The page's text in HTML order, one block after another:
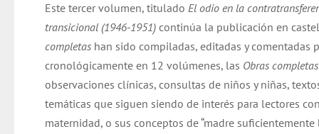
era:
$ 32.000.
es:
$ 31.000.
Este tercer volumen, titulado El odio en la
transicional (1946-1951) continúa la publicación en
completas han sido compiladas, editadas y comentadas
cronológicamente en 12 volúmenes, las Obras
observaciones clínicas, consultas de niños y niñas,
temáticas que siguen siendo de interés para lectores
maternidad, o sus conceptos de “madre